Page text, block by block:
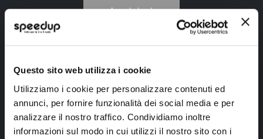
Questo sito web utilizza i cookie
Utilizziamo i cookie per personalizzare contenuti ed
annunci, per fornire funzionalità dei social media e per
analizzare il nostro traffico. Condividiamo inoltre
informazioni sul modo in cui utilizzi il nostro sito con i
Iscrivimi
Segui SPEEDUP.IT